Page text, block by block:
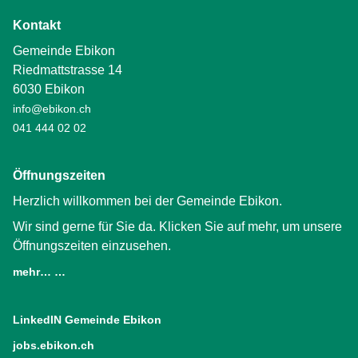
Kontakt
Gemeinde Ebikon
Riedmattstrasse 14
6030 Ebikon
info@ebikon.ch
041 444 02 02
Öffnungszeiten
Herzlich willkommen bei der Gemeinde Ebikon.
Wir sind gerne für Sie da. Klicken Sie auf mehr, um unsere
Öffnungszeiten einzusehen.
mehr… …
LinkedIN Gemeinde Ebikon
jobs.ebikon.ch